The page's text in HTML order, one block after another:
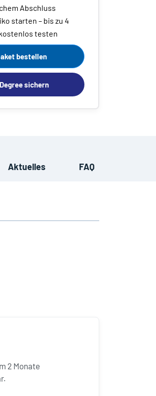
Abschluss
starten – bis zu 4
testen
bestellen
sichern
Aktuelles FAQ
2 Monate